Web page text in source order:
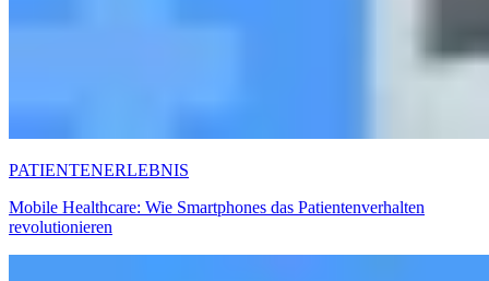
PATIENTENERLEBNIS
Mobile Healthcare: Wie Smartphones das Patientenverhalten
revolutionieren